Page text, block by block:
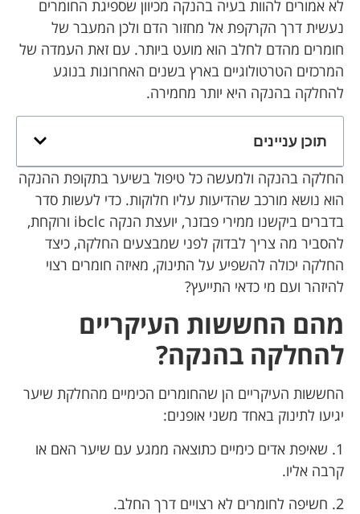
לא אמורים להוות בעיה בהנקה מכיוון שספיגת החומרים
נעשית דרך הקרקפת אל מחזור הדם ולכן המעבר של
חומרים מהדם לחלב הוא מועט ביותר. עם זאת העמדה של
המרכזים הטרטולוגיים בארץ בשנים האחרונות בנוגע
להחלקה בהנקה היא יותר מחמירה.
תוכן עניינים
החלקה בהנקה ולמעשה כל טיפול בשיער בתקופת ההנקה
הוא נושא מורכב שהדיעות עליו חלוקות. כדי לעשות סדר
בדברים ביקשנו ממירי פבזנר, יועצת הנקה ibclc ורוקחת,
להסביר מה צריך לבדוק לפני שמבצעים החלקה, כיצד
החלקה יכולה להשפיע על התינוק, מאיזה חומרים רצוי
להיזהר ועם מי כדאי התייעץ?
מהם החששות העיקריים
להחלקה בהנקה?
החששות העיקריים הן שהחומרים הכימיים מהחלקת שיער
יגיעו לתינוק באחד משני אופנים:
1. שאיפת אדים כימיים כתוצאה ממגע עם שיער האם או
קרבה אליו.
2. חשיפה לחומרים לא רצויים דרך החלב.